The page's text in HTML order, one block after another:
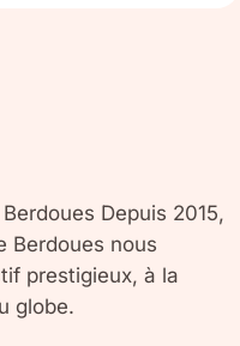
Depuis 2015,
Berdoues nous
prestigieux, à la
globe.